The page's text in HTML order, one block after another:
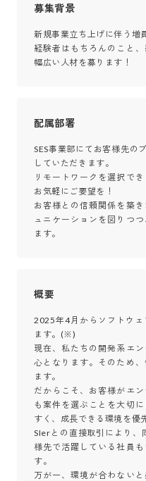
募集背景
新規事業立ち上げに伴う増
経験者はもちろんのこと
幅広い人材を募ります！
配属部署
SES事業部にてお客様先の
していただきます。
リモートワークを選択で
お気軽にご要望を！
お客様との信頼関係を築
ュニケーションを図りつ
ます。
概要
2025年4月からソフトウ
ます。(※)
現在、私たちの開発系エ
心となります。そのため
ます。
だからこそ、お客様がエ
も案件を選ぶことを大切
すく、成長できる環境を優
SIerとの直接取引により
様先で活躍している社員
す。
万が一、環境が合わない